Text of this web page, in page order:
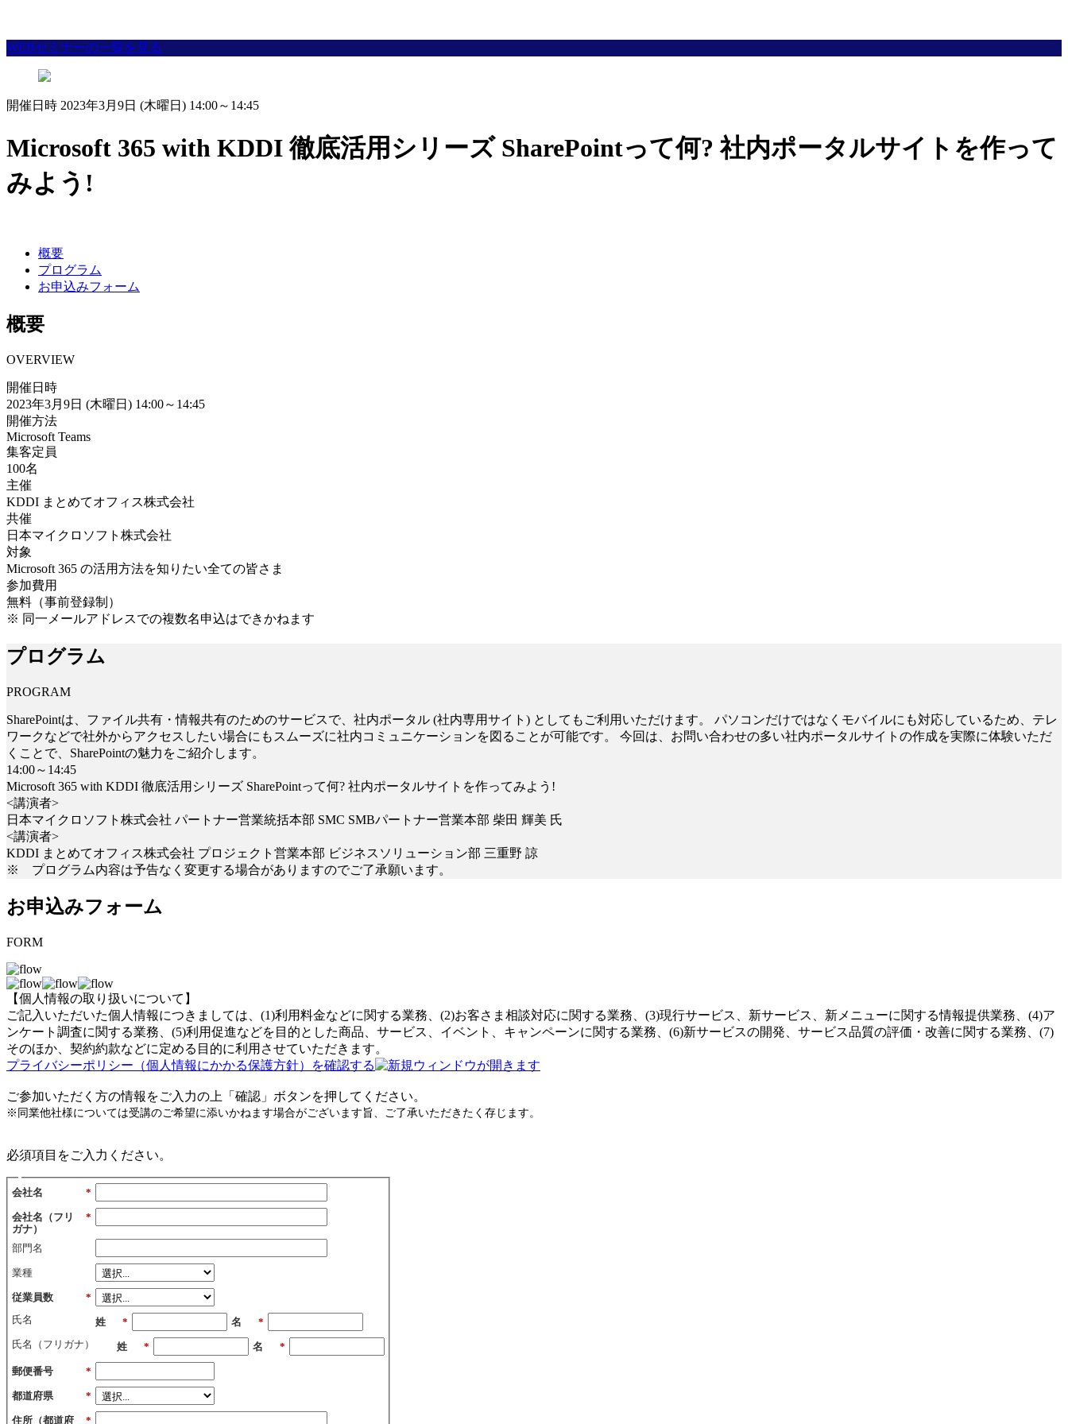
WEBセミナーの一覧を見る
開催日時 2023年3月9日 (木曜日) 14:00～14:45
Microsoft 365 with KDDI 徹底活用シリーズ SharePointって何? 社内ポータルサイトを作って
みよう!
概要
プログラム
お申込みフォーム
概要
OVERVIEW
開催日時
2023年3月9日 (木曜日) 14:00～14:45
開催方法
Microsoft Teams
集客定員
100名
主催
KDDI まとめてオフィス株式会社
共催
日本マイクロソフト株式会社
対象
Microsoft 365 の活用方法を知りたい全ての皆さま
参加費用
無料（事前登録制）
※ 同一メールアドレスでの複数名申込はできかねます
プログラム
PROGRAM
SharePointは、ファイル共有・情報共有のためのサービスで、社内ポータル (社内専用サイト) としてもご利用いただけます。 パソコンだけではなくモバイルにも対応しているため、テレ
ワークなどで社外からアクセスしたい場合にもスムーズに社内コミュニケーションを図ることが可能です。 今回は、お問い合わせの多い社内ポータルサイトの作成を実際に体験いただ
くことで、SharePointの魅力をご紹介します。
14:00～14:45
Microsoft 365 with KDDI 徹底活用シリーズ SharePointって何? 社内ポータルサイトを作ってみよう!
<講演者>
日本マイクロソフト株式会社 パートナー営業統括本部 SMC SMBパートナー営業本部 柴田 輝美 氏
<講演者>
KDDI まとめてオフィス株式会社 プロジェクト営業本部 ビジネスソリューション部 三重野 諒
※ プログラム内容は予告なく変更する場合がありますのでご了承願います。
お申込みフォーム
FORM
【個人情報の取り扱いについて】
ご記入いただいた個人情報につきましては、(1)利用料金などに関する業務、(2)お客さま相談対応に関する業務、(3)現行サービス、新サービス、新メニューに関する情報提供業務、(4)ア
ンケート調査に関する業務、(5)利用促進などを目的とした商品、サービス、イベント、キャンペーンに関する業務、(6)新サービスの開発、サービス品質の評価・改善に関する業務、(7)
そのほか、契約約款などに定める目的に利用させていただきます。
プライバシーポリシー（個人情報にかかる保護方針）を確認する
ご参加いただく方の情報をご入力の上「確認」ボタンを押してください。
※同業他社様については受講のご希望に添いかねます場合がございます旨、ご了承いただきたく存じます。
必須項目をご入力ください。
*
会社名
*
会社名（フリ
ガナ）
部門名
業種
*
従業員数
氏名
*
姓 *
名
氏名（フリガナ）
*
姓 *
名
*
郵便番号
*
都道府県
*
住所（都道府